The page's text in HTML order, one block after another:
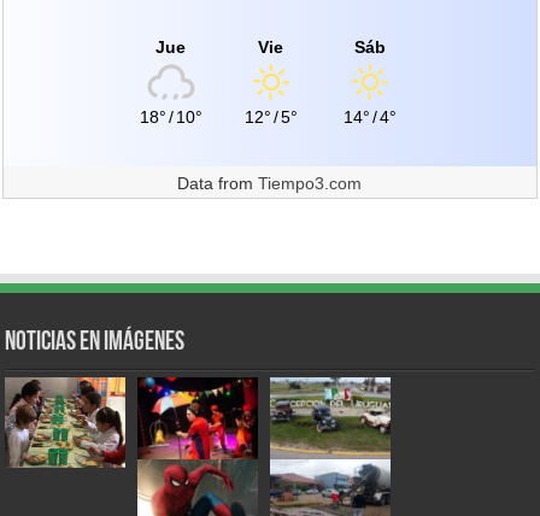
Jue
18°/10°
Vie
12°/5°
Sáb
14°/4°
Data fromTiempo3.com
Noticias en Imágenes